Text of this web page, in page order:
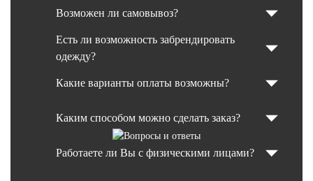
Возможен ли самовывоз?
Есть ли возможность забрендировать
одежду?
Какие варианты оплаты возможны?
Каким способом можно сделать заказ?
Работаете ли Вы с физическими лицами?